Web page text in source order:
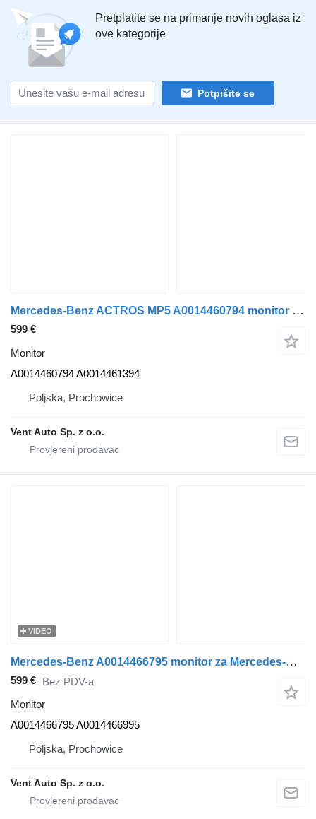
Pretplatite se na primanje novih oglasa iz
ove kategorije
Potpišite se
Mercedes-Benz ACTROS MP5 A0014460794 monitor za Mercedes-Benz ACTROS MP5 tegljača
599 €
Monitor
A0014460794 A0014461394
Poljska, Prochowice
Vent Auto Sp. z o.o.
VIDEO
Mercedes-Benz A0014466795 monitor za Mercedes-Benz ACTROS MP5 tegljača
599 € Bez PDV-a
Monitor
A0014466795 A0014466995
Poljska, Prochowice
Vent Auto Sp. z o.o.